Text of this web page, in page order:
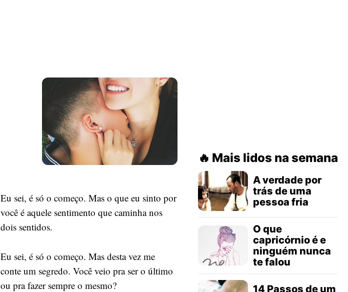
Eu sei, é só o começo. Mas o que eu sinto por
você é aquele sentimento que caminha nos
dois sentidos.
Eu sei, é só o começo. Mas desta vez me
conte um segredo. Você veio pra ser o último
ou pra fazer sempre o mesmo?
Mais lidos na semana
A verdade por
trás de uma
pessoa fria
O que
capricórnio é e
ninguém nunca
te falou
14 Passos de um